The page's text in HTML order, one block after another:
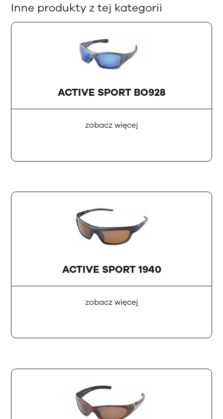
Inne produkty z tej kategorii
ACTIVE SPORT BO928
zobacz więcej
ACTIVE SPORT 1940
zobacz więcej